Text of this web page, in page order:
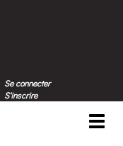
Se connecter
S'inscrire